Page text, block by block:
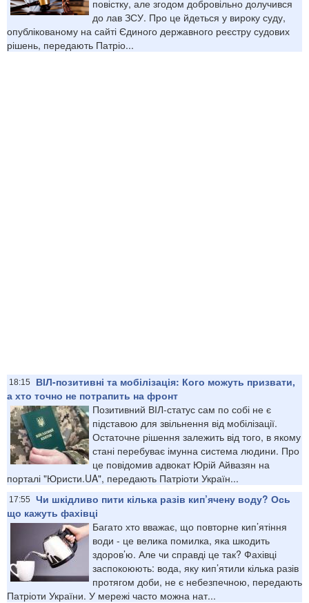
повістку, але згодом добровільно долучився
до лав ЗСУ. Про це йдеться у вироку суду,
опублікованому на сайті Єдиного державного реєстру судових
рішень, передають Патріо...
18:15
ВІЛ-позитивні та мобілізація: Кого можуть призвати,
а хто точно не потрапить на фронт
Позитивний ВІЛ-статус сам по собі не є
підставою для звільнення від мобілізації.
Остаточне рішення залежить від того, в якому
стані перебуває імунна система людини. Про
це повідомив адвокат Юрій Айвазян на
порталі "Юристи.UA", передають Патріоти Україн...
17:55
Чи шкідливо пити кілька разів кип’ячену воду? Ось
що кажуть фахівці
Багато хто вважає, що повторне кип’ятіння
води - це велика помилка, яка шкодить
здоров’ю. Але чи справді це так? Фахівці
заспокоюють: вода, яку кип’ятили кілька разів
протягом доби, не є небезпечною, передають
Патріоти України. У мережі часто можна нат...